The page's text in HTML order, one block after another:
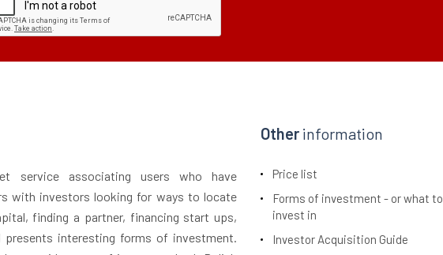
service associating users who have
with investors looking for ways to locate
finding a partner, financing start ups,
presents interesting forms of investment.
Other information
Price list
Forms of investment - or what to
invest in
Investor Acquisition Guide